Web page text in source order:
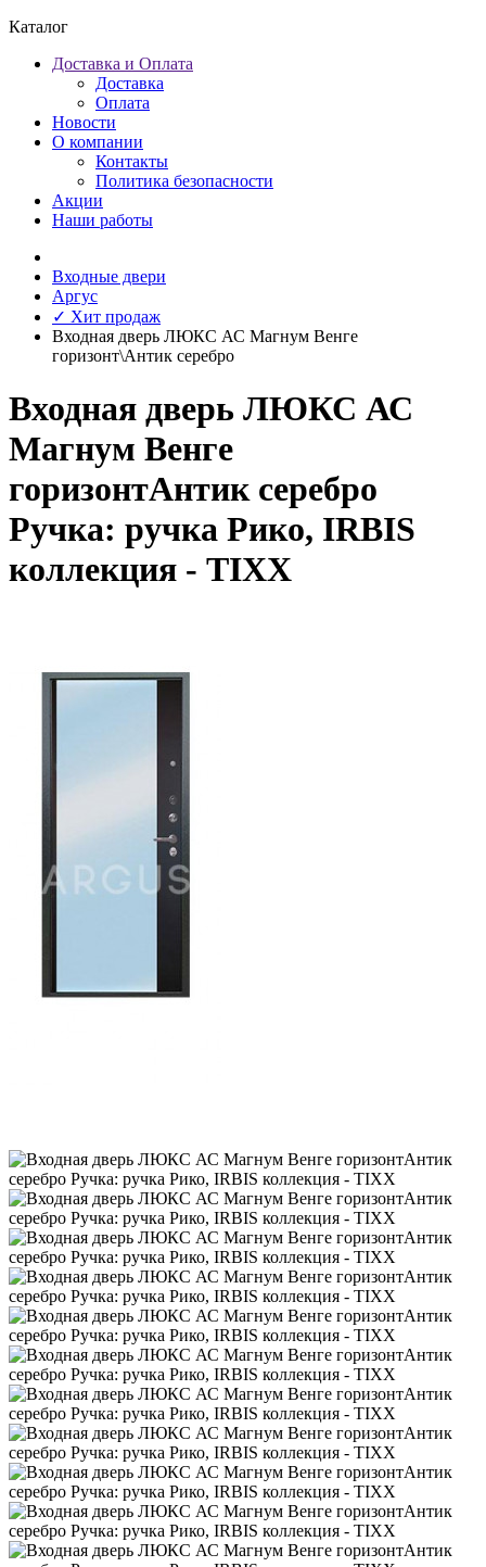
Каталог
Доставка и Оплата
Доставка
Оплата
Новости
О компании
Контакты
Политика безопасности
Акции
Наши работы
Входные двери
Аргус
✓ Хит продаж
Входная дверь ЛЮКС АС Магнум Венге
горизонт\Антик серебро
Входная дверь ЛЮКС АС
Магнум Венге
горизонтАнтик серебро
Ручка: ручка Рико, IRBIS
коллекция - TIXX